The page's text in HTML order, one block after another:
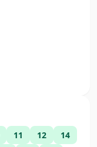
11 12
14